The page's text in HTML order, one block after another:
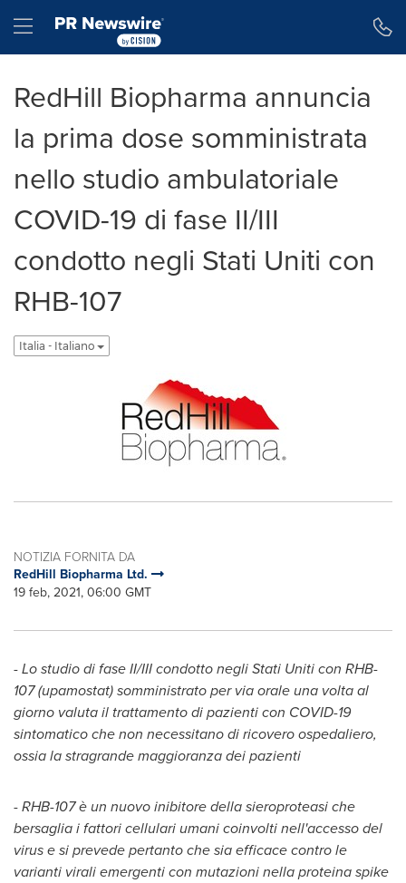
Hamburger menu
RedHill Biopharma annuncia
la prima dose somministrata
nello studio ambulatoriale
COVID-19 di fase II/III
condotto negli Stati Uniti con
RHB-107
Italia - Italiano
NOTIZIA FORNITA DA
RedHill Biopharma Ltd.
19 feb, 2021, 06:00 GMT
-Lo studio di fase II/III condotto negli Stati Uniti con RHB-
107 (upamostat) somministrato per via orale una volta al
giorno valuta il trattamento di pazienti con COVID-19
sintomatico che non necessitano di ricovero ospedaliero,
ossia la stragrande maggioranza dei pazienti
-RHB-107 è un nuovo inibitore della sieroproteasi che
bersaglia i fattori cellulari umani coinvolti nell'accesso del
virus e si prevede pertanto che sia efficace contro le
varianti virali emergenti con mutazioni nella proteina spike